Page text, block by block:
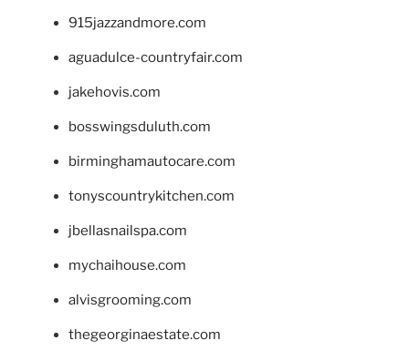
915jazzandmore.com
aguadulce-countryfair.com
jakehovis.com
bosswingsduluth.com
birminghamautocare.com
tonyscountrykitchen.com
jbellasnailspa.com
mychaihouse.com
alvisgrooming.com
thegeorginaestate.com